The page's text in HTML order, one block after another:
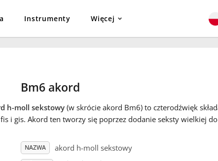
Instrumenty Więcej
Bm6 akord
h-moll sekstowy(w skrócie akord Bm6) to czterodźwięk
i gis. Akord ten tworzy się poprzez dodanie seksty wielkiej
NAZWA akord h-moll sekstowy